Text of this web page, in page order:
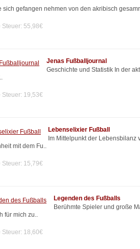
sich gefangen nehmen von den akribisch
Steuer: 55,98€
Jenas Fußballjournal
Geschichte und Statistik In der
Steuer: 19,53€
Lebenselixier Fußball
Im Mittelpunkt der Lebensbilanz
mit dem Fu..
Steuer: 15,79€
Legenden des Fußballs
Berühmte Spieler und große
für mich zu..
Steuer: 18,60€